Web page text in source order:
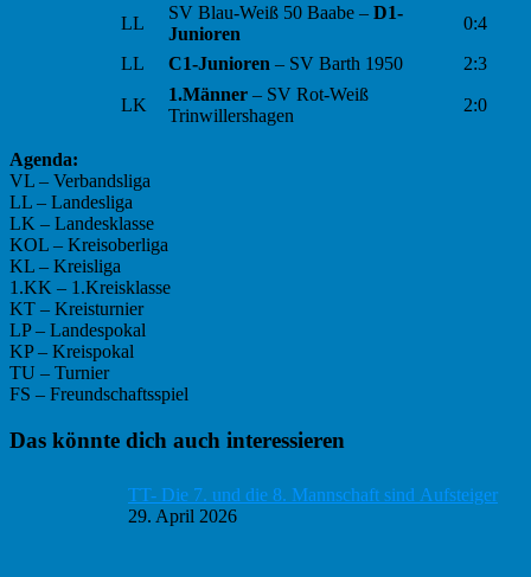
LL
SV Blau-Weiß 50 Baabe – D1-
Junioren
0:4
LL
C1-Junioren – SV Barth 1950 2:3
LK
1.Männer – SV Rot-Weiß
Trinwillershagen
2:0
Agenda:
VL – Verbandsliga
LL – Landesliga
LK – Landesklasse
KOL – Kreisoberliga
KL – Kreisliga
1.KK – 1.Kreisklasse
KT – Kreisturnier
LP – Landespokal
KP – Kreispokal
TU – Turnier
FS – Freundschaftsspiel
Haupt-
Das könnte dich auch interessieren
TT- Die 7. und die 8. Mannschaft sind Aufsteiger
29. April 2026